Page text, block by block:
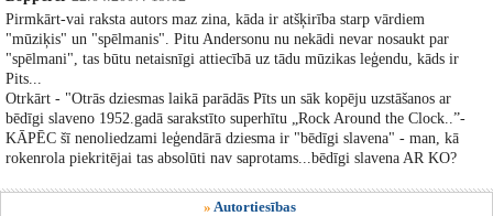
Pirmkārt-vai raksta autors maz zina, kāda ir atšķirība starp vārdiem
"mūziķis" un "spēlmanis". Pitu Andersonu nu nekādi nevar nosaukt par
"spēlmani", tas būtu netaisnīgi attiecībā uz tādu mūzikas leģendu, kāds ir
Pits...
Otrkārt - "Otrās dziesmas laikā parādās Pīts un sāk kopēju uzstāšanos ar
bēdīgi slaveno 1952.gadā sarakstīto superhītu „Rock Around the Clock..”-
KĀPĒC šī nenoliedzami leģendārā dziesma ir "bēdīgi slavena" - man, kā
rokenrola piekritējai tas absolūti nav saprotams...bēdīgi slavena AR KO?
» Autortiesības